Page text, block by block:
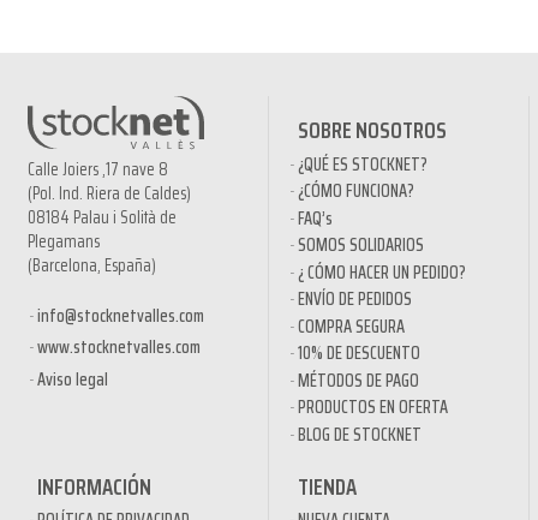
Calle Joiers ,17 nave 8
(Pol. Ind. Riera de Caldes)
08184 Palau i Solità de
Plegamans
(Barcelona, España)
info@stocknetvalles.com
www.stocknetvalles.com
Aviso legal
SOBRE NOSOTROS
¿QUÉ ES STOCKNET?
¿CÓMO FUNCIONA?
FAQ’s
SOMOS SOLIDARIOS
¿ CÓMO HACER UN PEDIDO?
ENVÍO DE PEDIDOS
COMPRA SEGURA
10% DE DESCUENTO
MÉTODOS DE PAGO
PRODUCTOS EN OFERTA
BLOG DE STOCKNET
INFORMACIÓN TIENDA